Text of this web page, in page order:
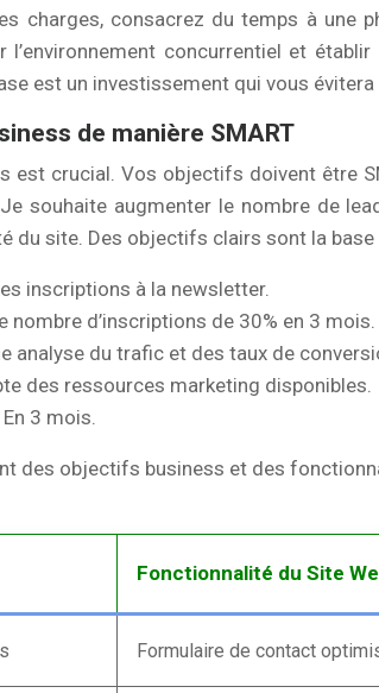
charges, consacrez du temps à une
l’environnement concurrentiel et
est un investissement qui vous
de manière SMART
est crucial. Vos objectifs doivent être
souhaite augmenter le nombre de
du site. Des objectifs clairs sont la base
inscriptions à la newsletter.
nombre d’inscriptions de 30% en 3 mois.
analyse du trafic et des taux de
des ressources marketing disponibles.
En 3 mois.
des objectifs business et des
Fonctionnalité du Site
Formulaire de contact